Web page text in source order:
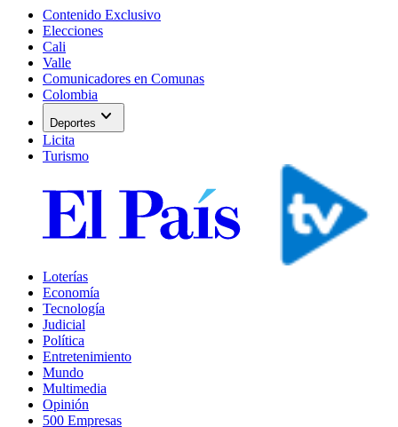
Contenido Exclusivo
Elecciones
Cali
Valle
Comunicadores en Comunas
Colombia
Deportes expand_more
Licita
Turismo
Loterías
Economía
Tecnología
Judicial
Política
Entretenimiento
Mundo
Multimedia
Opinión
500 Empresas